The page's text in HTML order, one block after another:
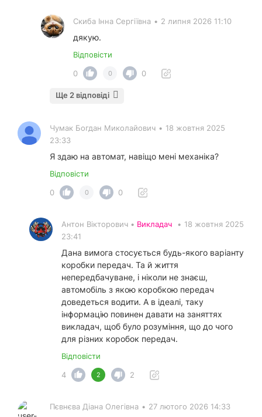
Скиба Інна Сергіївна • 2 липня 2026 11:10
дякую.
Відповісти
0
0 0
Ще 2 відповіді
Чумак Богдан Миколайович • 18 жовтня 2025
23:33
Я здаю на автомат, навіщо мені механіка?
Відповісти
0
0 0
Антон Вікторович • Викладач • 18 жовтня 2025
23:41
Дана вимога стосується будь-якого варіанту
коробки передач. Та й життя
непередбачуване, і ніколи не знаєш,
автомобіль з якою коробкою передач
доведеться водити. А в ідеалі, таку
інформацію повинен давати на заняттях
викладач, щоб було розуміння, що до чого
для різних коробок передач.
Відповісти
4
2 2
Пєвнєва Діана Олегівна • 27 лютого 2026 14:33